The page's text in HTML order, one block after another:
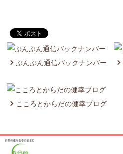
ぶんぶん通信バックナンバー
こころとからだの健幸ブログ